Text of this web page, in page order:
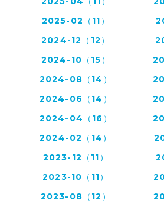
2025-02（11）
2024-12（12）
2024-10（15）
2024-08（14）
2024-06（14）
2024-04（16）
2024-02（14）
2023-12（11）
2023-10（11）
2023-08（12）